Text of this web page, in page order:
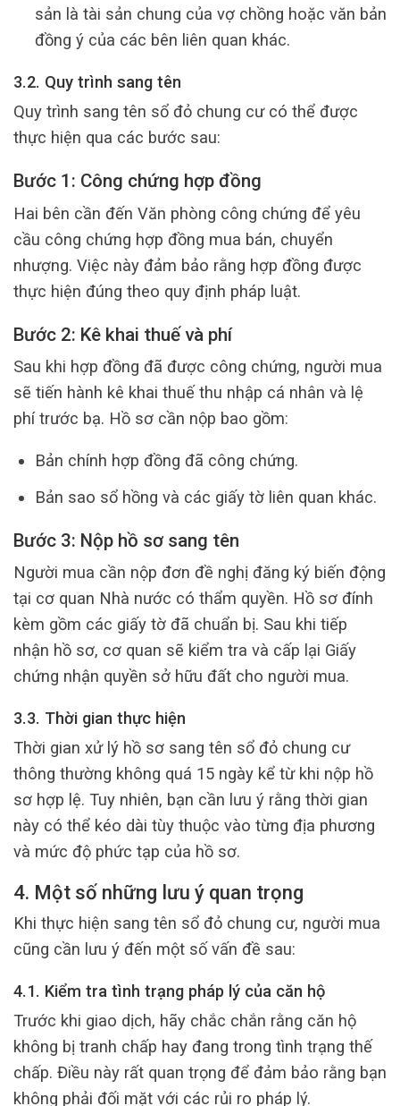
sản là tài sản chung của vợ chồng hoặc văn bản
đồng ý của các bên liên quan khác.
3.2. Quy trình sang tên
Quy trình sang tên sổ đỏ chung cư có thể được
thực hiện qua các bước sau:
Bước 1: Công chứng hợp đồng
Hai bên cần đến Văn phòng công chứng để yêu
cầu công chứng hợp đồng mua bán, chuyển
nhượng. Việc này đảm bảo rằng hợp đồng được
thực hiện đúng theo quy định pháp luật.
Bước 2: Kê khai thuế và phí
Sau khi hợp đồng đã được công chứng, người mua
sẽ tiến hành kê khai thuế thu nhập cá nhân và lệ
phí trước bạ. Hồ sơ cần nộp bao gồm:
Bản chính hợp đồng đã công chứng.
Bản sao sổ hồng và các giấy tờ liên quan khác.
Bước 3: Nộp hồ sơ sang tên
Người mua cần nộp đơn đề nghị đăng ký biến động
tại cơ quan Nhà nước có thẩm quyền. Hồ sơ đính
kèm gồm các giấy tờ đã chuẩn bị. Sau khi tiếp
nhận hồ sơ, cơ quan sẽ kiểm tra và cấp lại Giấy
chứng nhận quyền sở hữu đất cho người mua.
3.3. Thời gian thực hiện
Thời gian xử lý hồ sơ sang tên sổ đỏ chung cư
thông thường không quá 15 ngày kể từ khi nộp hồ
sơ hợp lệ. Tuy nhiên, bạn cần lưu ý rằng thời gian
này có thể kéo dài tùy thuộc vào từng địa phương
và mức độ phức tạp của hồ sơ.
4. Một số những lưu ý quan trọng
Khi thực hiện sang tên sổ đỏ chung cư, người mua
cũng cần lưu ý đến một số vấn đề sau:
4.1. Kiểm tra tình trạng pháp lý của căn hộ
Trước khi giao dịch, hãy chắc chắn rằng căn hộ
không bị tranh chấp hay đang trong tình trạng thế
chấp. Điều này rất quan trọng để đảm bảo rằng bạn
không phải đối mặt với các rủi ro pháp lý.